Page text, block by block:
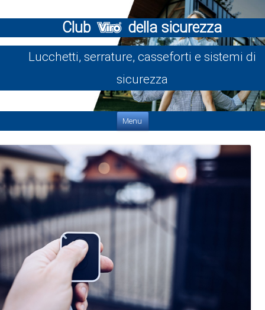
Club della sicurezza
Lucchetti, serrature, casseforti e sistemi di
sicurezza
Menu